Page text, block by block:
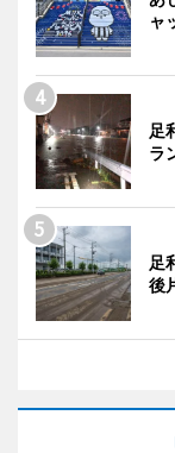
ャ
足
ラ
足
後